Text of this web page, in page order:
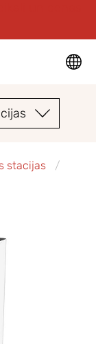
stacijas